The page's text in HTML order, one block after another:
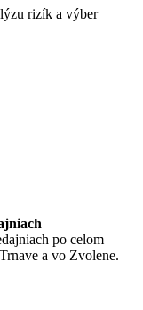
rizík a výber
po celom
a vo Zvolene.